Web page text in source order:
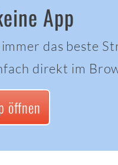
App
das beste
direkt im
öffnen